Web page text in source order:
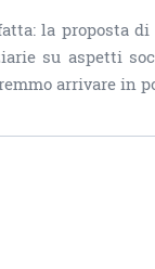
la proposta
su aspetti
arrivare in